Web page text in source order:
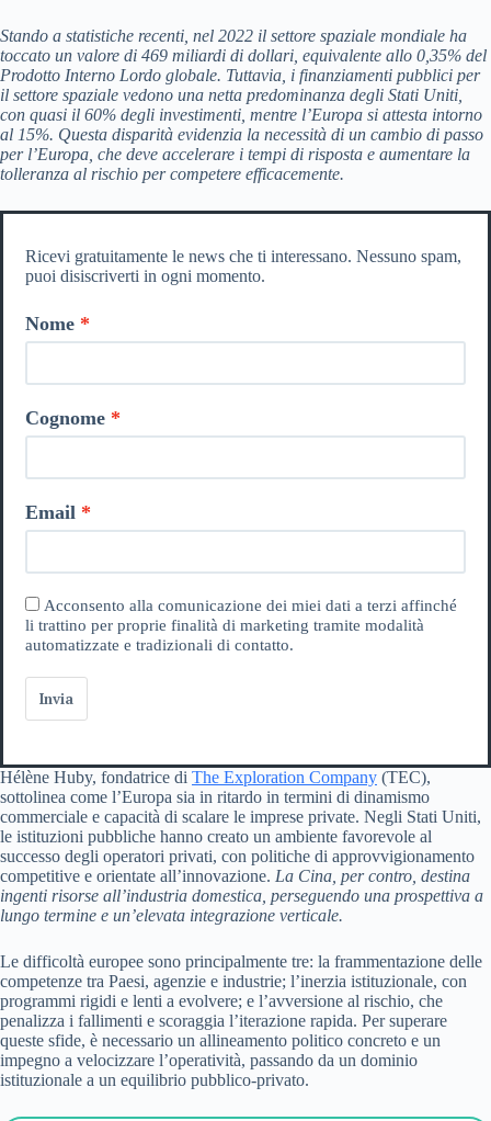
Stando a statistiche recenti, nel 2022 il settore spaziale mondiale ha
toccato un valore di 469 miliardi di dollari, equivalente allo 0,35% del
Prodotto Interno Lordo globale. Tuttavia, i finanziamenti pubblici per
il settore spaziale vedono una netta predominanza degli Stati Uniti,
con quasi il 60% degli investimenti, mentre l’Europa si attesta intorno
al 15%. Questa disparità evidenzia la necessità di un cambio di passo
per l’Europa, che deve accelerare i tempi di risposta e aumentare la
tolleranza al rischio per competere efficacemente.
Ricevi gratuitamente le news che ti interessano. Nessuno spam,
puoi disiscriverti in ogni momento.
Nome
Cognome
Email
Acconsento alla comunicazione dei miei dati a terzi affinché
li trattino per proprie finalità di marketing tramite modalità
automatizzate e tradizionali di contatto.
Invia
Hélène Huby, fondatrice di The Exploration Company (TEC),
sottolinea come l’Europa sia in ritardo in termini di dinamismo
commerciale e capacità di scalare le imprese private. Negli Stati Uniti,
le istituzioni pubbliche hanno creato un ambiente favorevole al
successo degli operatori privati, con politiche di approvvigionamento
competitive e orientate all’innovazione. La Cina, per contro, destina
ingenti risorse all’industria domestica, perseguendo una prospettiva a
lungo termine e un’elevata integrazione verticale.
Le difficoltà europee sono principalmente tre: la frammentazione delle
competenze tra Paesi, agenzie e industrie; l’inerzia istituzionale, con
programmi rigidi e lenti a evolvere; e l’avversione al rischio, che
penalizza i fallimenti e scoraggia l’iterazione rapida. Per superare
queste sfide, è necessario un allineamento politico concreto e un
impegno a velocizzare l’operatività, passando da un dominio
istituzionale a un equilibrio pubblico-privato.